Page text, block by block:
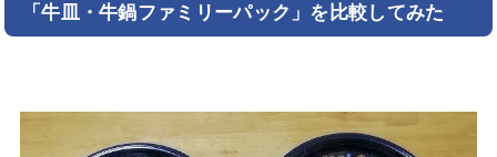
「牛皿・牛鍋ファミリーパック」を比較してみた